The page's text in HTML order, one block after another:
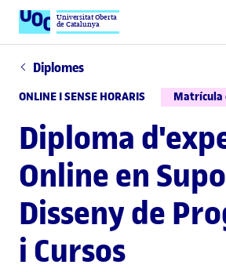
Universitat Oberta
de Catalunya
Diplomes
ONLINE I SENSE HORARIS Matrícula
Diploma
Online en
Disseny de
i Cursos